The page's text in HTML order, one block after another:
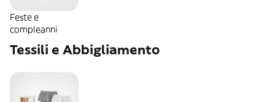
Feste e
compleanni
Tessili e Abbigliamento